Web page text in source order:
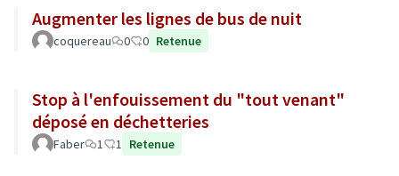
Augmenter les lignes de bus de nuit
coquereau 0 0 Retenue
Stop à l'enfouissement du "tout venant"
déposé en déchetteries
Faber 1 1 Retenue